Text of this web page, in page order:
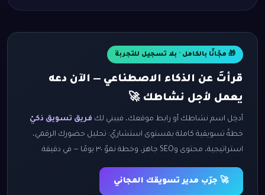
🎁 مجّانًا بالكامل · بلا تسجيل للتجربة
قرأتَ عن الذكاء الاصطناعي — الآن دعه
يعمل لأجل نشاطك 🚀
أدخِل اسم نشاطك أو رابط موقعك، فيبني لك فريق تسويق ذكيّ
خطةً تسويقية كاملة بمستوى استشاريّ: تحليل حضورك الرقمي،
استراتيجية، محتوى وSEO جاهز، وخطة نموّ ٣٠ يومًا — في دقيقة.
🚀 جرّب مدير تسويقك المجاني